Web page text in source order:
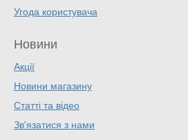
Угода користувача
Новини
Акції
Новини магазину
Статті та відео
Зв'язатися з нами